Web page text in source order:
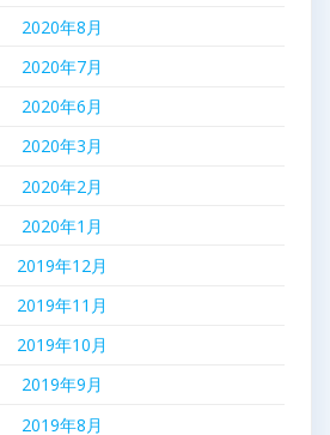
2020年8月
2020年7月
2020年6月
2020年3月
2020年2月
2020年1月
2019年12月
2019年11月
2019年10月
2019年9月
2019年8月